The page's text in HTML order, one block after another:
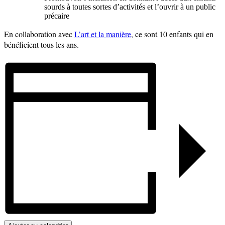
sourds à toutes sortes d’activités et l’ouvrir à un public
précaire
En collaboration avecL’art et la manière, ce sont 10 enfants qui en
bénéficient tous les ans.